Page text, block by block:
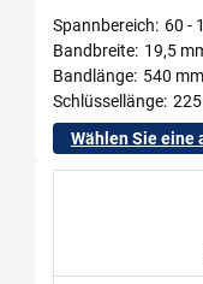
Spannbereich
60 -
Bandbreite 19,5
Bandlänge 540 mm
Schlüssellänge
Wählen Sie eine